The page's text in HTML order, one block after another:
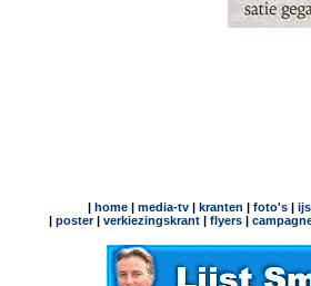
| home| media-tv| kranten | foto's|
| poster| verkiezingskrant | flyers |